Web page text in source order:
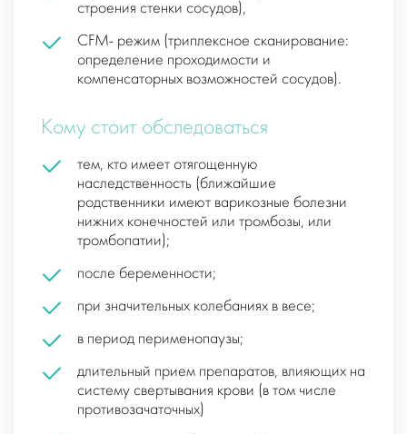
строения стенки сосудов),
СFM- режим (триплексное сканирование:
определение проходимости и
компенсаторных возможностей сосудов).
Кому стоит обследоваться
тем, кто имеет отягощенную
наследственность (ближайшие
родственники имеют варикозные болезни
нижних конечностей или тромбозы, или
тромбопатии);
после беременности;
при значительных колебаниях в весе;
в период перименопаузы;
длительный прием препаратов, влияющих на
систему свертывания крови (в том числе
противозачаточных)